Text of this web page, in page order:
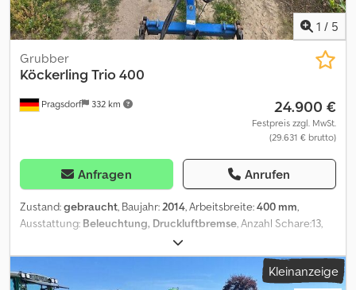
1 / 5
Pragsdorf 332 km
Grubber
Köckerling Trio 400
24.900 €
Festpreis zzgl. MwSt.
(29.631 € brutto)
Anfragen Anrufen
Zustand:gebraucht, Baujahr: 2014, Arbeitsbreite:400 mm,
Ausstattung: Beleuchtung, Druckluftbremse , Anzahl Schare:13,
Gezogen, Hydraulische Klappung, Steinsicherung_____Max.
Arbeitstiefe: 35 cmdoppel STS Walze mit Striegel, Fahrwerk,
Stützräder, Federsteinsicherung,Lagerort:Kunde Dedpfxozhy Izs
Kleinanzeige